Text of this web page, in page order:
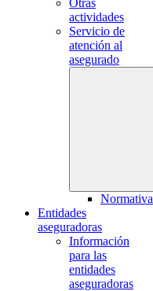
actividades
Servicio de
atención al
asegurado
Normativa
Entidades
aseguradoras
Información
para las
entidades
aseguradoras